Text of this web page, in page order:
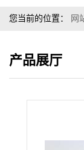
您当前的位置： 网
产品展厅